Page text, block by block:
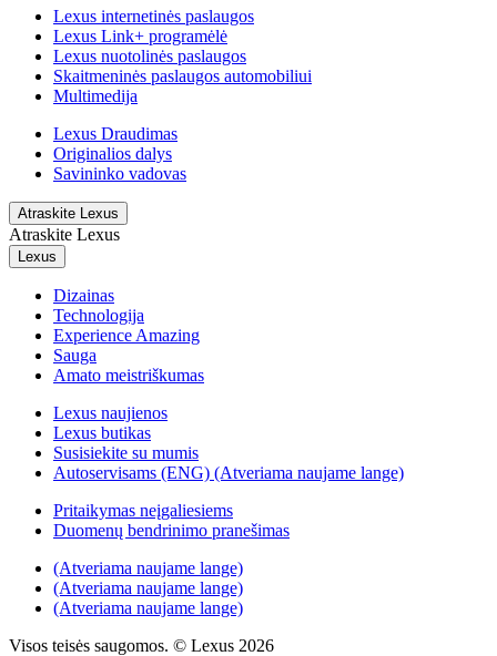
Lexus internetinės paslaugos
Lexus Link+ programėlė
Lexus nuotolinės paslaugos
Skaitmeninės paslaugos automobiliui
Multimedija
Lexus Draudimas
Originalios dalys
Savininko vadovas
Atraskite Lexus
Atraskite Lexus
Lexus
Dizainas
Technologija
Experience Amazing
Sauga
Amato meistriškumas
Lexus naujienos
Lexus butikas
Susisiekite su mumis
Autoservisams (ENG) (Atveriama naujame lange)
Pritaikymas neįgaliesiems
Duomenų bendrinimo pranešimas
(Atveriama naujame lange)
(Atveriama naujame lange)
(Atveriama naujame lange)
Visos teisės saugomos. © Lexus 2026